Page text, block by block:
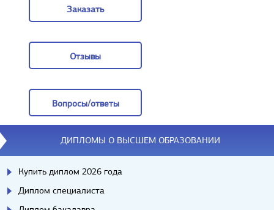
Заказать
Отзывы
Вопросы/ответы
Вопросы/ответы
ДИПЛОМЫ О ВЫСШЕМ ОБРАЗОВАНИИ
Купить диплом 2026 года
Диплом специалиста